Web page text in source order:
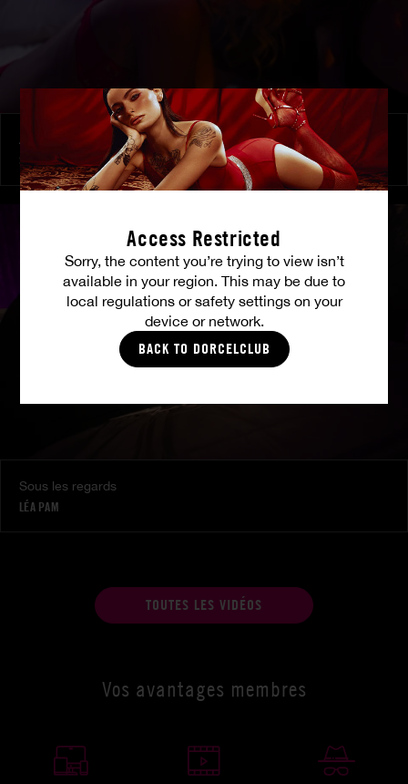
Access Restricted
Sorry, the content you’re trying to view isn’t
available in your region. This may be due to
local regulations or safety settings on your
device or network.
BACK TO DORCELCLUB
À ses ordres
SHALINA DEVINE
Sous les regards
LÉA PAM
TOUTES LES VIDÉOS
Vos avantages membres